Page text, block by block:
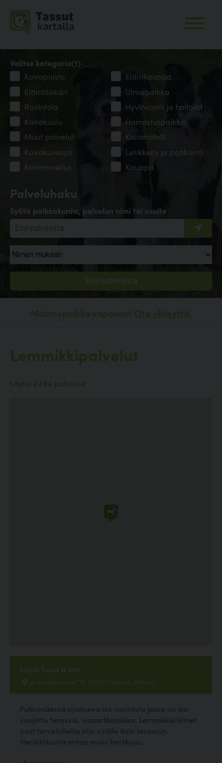
Palveluhaku
Syötä paikkakunta, palvelun nimi tai osoite
Valitse kategoria(t)
Koirapuisto
Eläinkauppa
Eläinlääkäri
Uimapaikka
Ravintola
Hyvinvointi ja hoitolat
Koirakoulu
Harrastuspaikka
Muut palvelut
Koirahotelli
Koirakuvaaja
Lenkkeily ja patikointi
Koirasovellus
Kauppa
Mainospaikka vapaana! Ota yhteyttä.
Lemmikkipalvelut
Löytyi 2494 palvelua
Lokal Food & bar
pukinmäenkaari 18, 00780 Helsinki, Helsinki
Pukinmäessä sijaitseva iso ravintola jossa on iso
suojattu terassia, isoparkkipaikka. Lemmikkieläimet
ovat tervetulleita niin sisälle kuin terassiin.
Henkilökunta antaa myös herkkuja...